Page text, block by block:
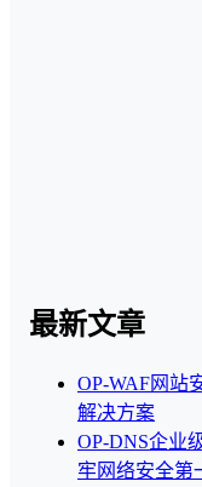
最新文章
OP-WAF网站
解决方案
OP-DNS企业
牢网络安全第